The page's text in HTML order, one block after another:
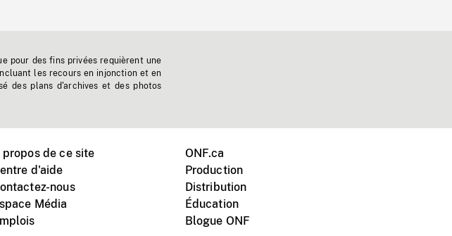
pour des fins privées requièrent une
les recours en injonction et en
des plans d'archives et des photos
propos de ce site
d'aide
nous
Média
ONF.ca
Production
Distribution
Éducation
Blogue ONF